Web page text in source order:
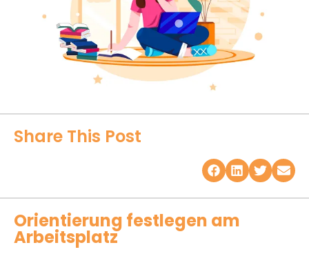
Share This Post
Orientierung festlegen am
Arbeitsplatz